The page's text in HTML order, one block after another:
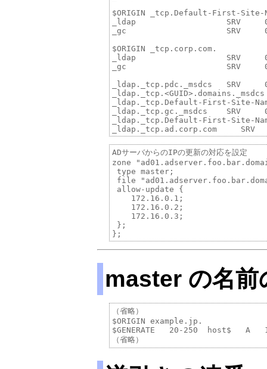
$ORIGIN _tcp.Default-First-Site-
_ldap                   SRV     0 0
_gc                     SRV     0 0
$ORIGIN _tcp.corp.com.
_ldap                   SRV     0 0
_gc                     SRV     0 0
_ldap._tcp.pdc._msdcs   SRV     0
_ldap._tcp.Default-First-Site-
_ldap._tcp.gc._msdcs    SRV     0
_ldap._tcp.Default-First-Site-
ADサーバからのIPの更新の対応を設定
zone
type master;
file
allow-update {
    172.16.0.1;
    172.16.0.2;
    172.16.0.3;
};
master の名前
（省略）
$ORIGIN example.jp.
$GENERATE   20-250  host$   A